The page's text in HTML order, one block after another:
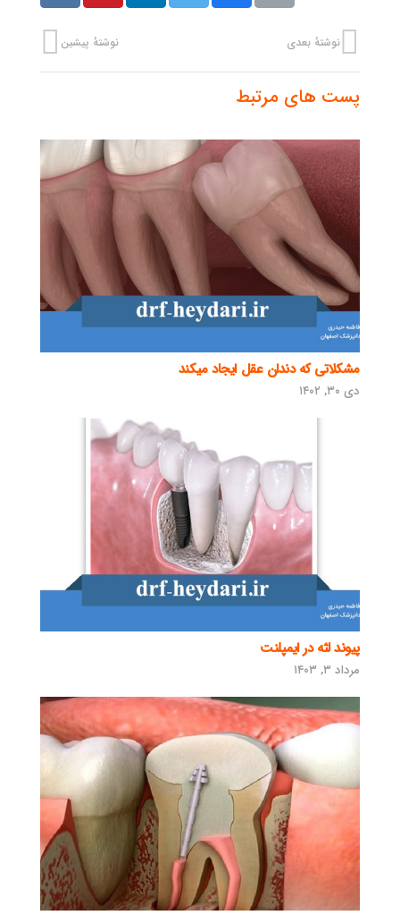
نوشتهٔ پیشین نوشتهٔ بعدی
پست های مرتبط
مشکلاتی که دندان عقل ایجاد میکند
دی ۳۰, ۱۴۰۲
پیوند لثه در ایمپلنت
مرداد ۳, ۱۴۰۳